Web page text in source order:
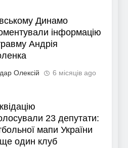
Динамо
інформацію
Андрія
Олексій 6 місяців ago
23 депутати:
мапи України
один клуб